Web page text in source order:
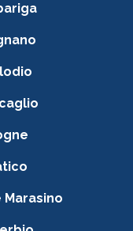
Marasino